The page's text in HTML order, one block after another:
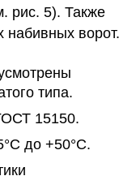
рис. 5). Также
набивных ворот.
типа.
15150.
до +50°С.